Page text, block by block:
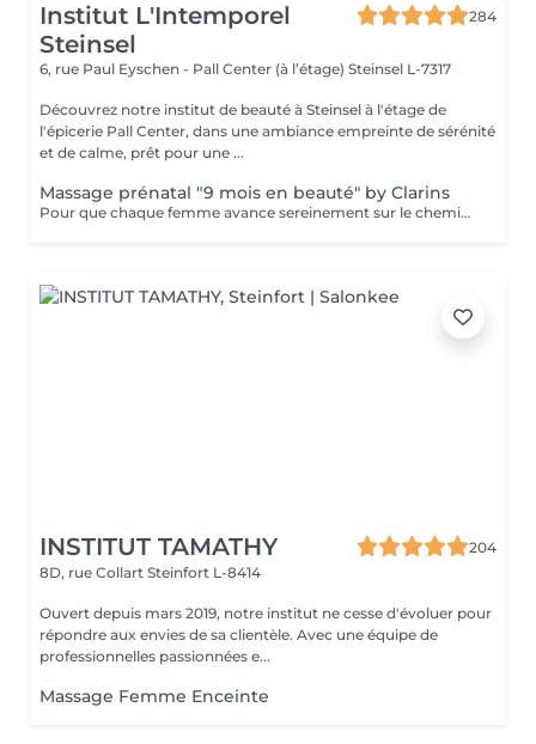
Institut L'Intemporel
Steinsel
284
6, rue Paul Eyschen - Pall Center (à l’étage) Steinsel L-7317
Découvrez notre institut de beauté à Steinsel à l'étage de
l'épicerie Pall Center, dans une ambiance empreinte de sérénité
et de calme, prêt pour une ...
Massage prénatal "9 mois en beauté" by Clarins
Pour que chaque femme avance sereinement sur le chemin de la maternité, Clarins a mis au point un Soin cocooning qui décontracte les tensions, allège les jambes, améliore l'élasticité de la peau et aide à prévenir les marques de grossesse.
INSTITUT TAMATHY
204
8D, rue Collart Steinfort L-8414
Ouvert depuis mars 2019, notre institut ne cesse d'évoluer pour
répondre aux envies de sa clientèle. Avec une équipe de
professionnelles passionnées e...
Massage Femme Enceinte